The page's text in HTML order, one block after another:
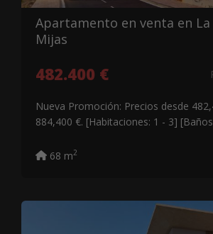
Apartamento en venta en La
Mijas
482.400 €
Nueva Promoción: Precios desde
884,400 €. [Habitaciones: 1 - 3]
68 m2